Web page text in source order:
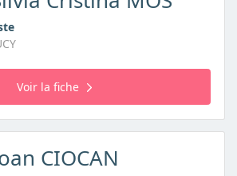
Voir la fiche
CIOCAN